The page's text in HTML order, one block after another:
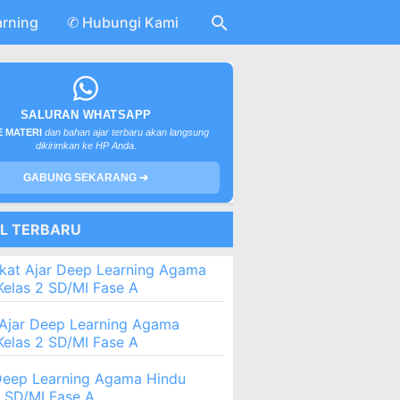
✆ Hubungi Kami
SALURAN WHATSAPP
MATERI dan bahan ajar terbaru akan langsung
dikirimkan ke HP Anda.
GABUNG SEKARANG ➔
TERBARU
Ajar Deep Learning Agama
2 SD/MI Fase A
Deep Learning Agama
2 SD/MI Fase A
Learning Agama Hindu
SD/MI Fase A